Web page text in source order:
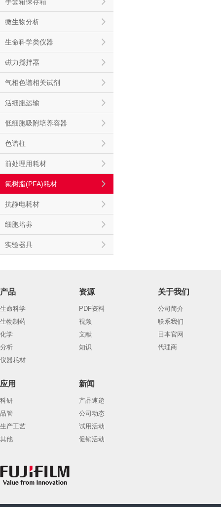
微生物分析
生命科学类仪器
磁力搅拌器
气相色谱相关试剂
活细胞运输
低细胞吸附培养容器
色谱柱
前处理用耗材
氟树脂(PFA)耗材
抗静电耗材
细胞培养
实验器具
产品
生命科学
生物制药
化学
分析
仪器耗材
资源
PDF资料
视频
文献
知识
关于我们
公司简介
联系我们
日本官网
代理商
应用
科研
品管
生产工艺
其他
新闻
产品速递
公司动态
试用活动
促销活动